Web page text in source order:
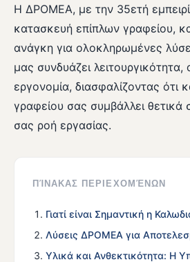
Η ΔΡΟΜΕΑ, με την 35ετή
κατασκευή επίπλων γραφείου,
ανάγκη για ολοκληρωμένες
μας συνδυάζει λειτουργικότητα,
εργονομία, διασφαλίζοντας ότι
γραφείου σας συμβάλλει θετικά
σας ροή εργασίας.
ΠΊΝΑΚΑΣ ΠΕΡΙΕΧΟΜΈΝΩΝ
Γιατί είναι Σημαντική η
Λύσεις ΔΡΟΜΕΑ για
Υλικά και Ανθεκτικότητα: Η